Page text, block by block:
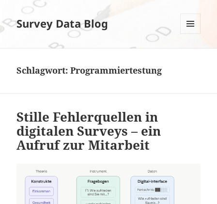
Survey Data Blog
Schlagwort:Programmiertestung
Stille Fehlerquellen in
digitalen Surveys – ein
Aufruf zur Mitarbeit